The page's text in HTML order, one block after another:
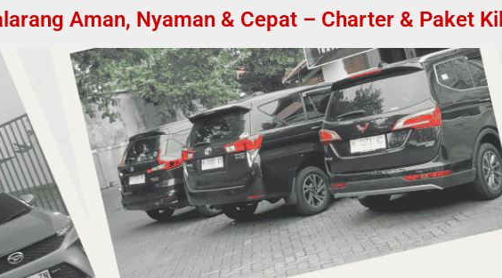
Aman, Nyaman & Cepat – Charter & Paket